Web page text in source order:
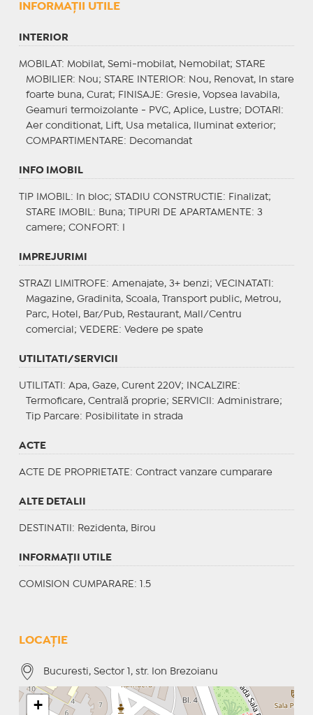
INFORMAŢII UTILE
INTERIOR
MOBILAT : Mobilat, Semi-mobilat, Nemobilat; STARE
MOBILIER: Nou; STARE INTERIOR: Nou, Renovat, In stare
foarte buna, Curat; FINISAJE : Gresie, Vopsea lavabila,
Geamuri termoizolante - PVC, Aplice, Lustre;
DOTARI :
Aer conditionat, Lift, Usa metalica, Iluminat exterior;
COMPARTIMENTARE : Decomandat
INFO IMOBIL
TIP IMOBIL : In bloc; STADIU CONSTRUCTIE : Finalizat;
STARE IMOBIL : Buna; TIPURI DE APARTAMENTE : 3
camere; CONFORT : I
IMPREJURIMI
STRAZI LIMITROFE : Amenajate, 3+ benzi; VECINATATI :
Magazine, Gradinita, Scoala, Transport public, Metrou,
Parc, Hotel, Bar/Pub, Restaurant, Mall/Centru
comercial; VEDERE : Vedere pe spate
UTILITATI/SERVICII
UTILITATI : Apa, Gaze, Curent 220V; INCALZIRE :
Termoficare, Centrală proprie; SERVICII : Administrare;
Tip Parcare: Posibilitate in strada
ACTE
ACTE DE PROPRIETATE : Contract vanzare cumparare
ALTE DETALII
DESTINATII : Rezidenta, Birou
INFORMAŢII UTILE
COMISION CUMPARARE: 1.5
LOCAȚIE
Bucuresti, Sector 1, str. Ion Brezoianu
+